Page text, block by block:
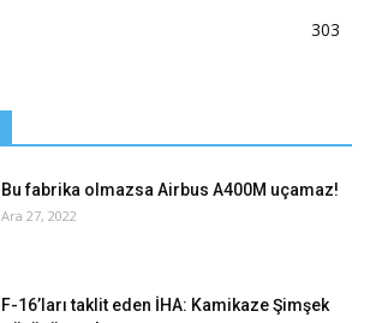
303
Bu fabrika olmazsa Airbus A400M uçamaz!
Ara 27, 2022
F-16’ları taklit eden İHA: Kamikaze Şimşek